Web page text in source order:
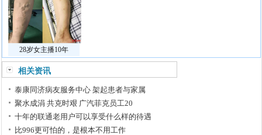
28岁女主播10年
相关资讯
泰康同济病友服务中心 架起患者与家属
聚水成涓 共克时艰 广汽菲克员工20
十年的联通老用户可以享受什么样的待遇
比996更可怕的，是根本不用工作